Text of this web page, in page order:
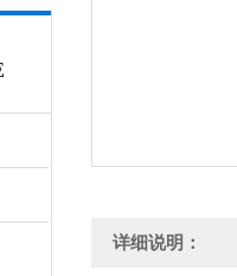
详细说明：